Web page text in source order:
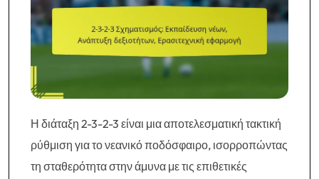
Η διάταξη 2-3-2-3 είναι μια αποτελεσματική τακτική
ρύθμιση για το νεανικό ποδόσφαιρο, ισορροπώντας
τη σταθερότητα στην άμυνα με τις επιθετικές